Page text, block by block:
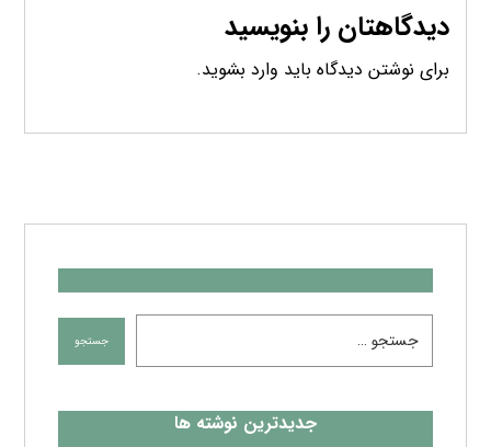
دیدگاهتان را بنویسید
برای نوشتن دیدگاه باید وارد بشوید.
جدیدترین نوشته ها